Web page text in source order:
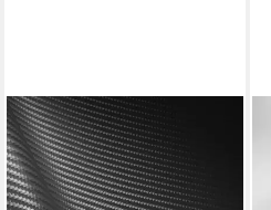
DD COMPOSITE
Glasgewebematte
Carbongewebe 160g -Köper-
100cm, hochwertiges